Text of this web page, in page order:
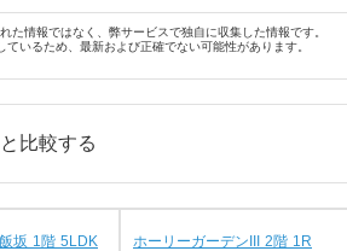
た情報ではなく、弊サービスで独自に収集した情報です。
いるため、最新および正確でない可能性があります。
比較する
坂 1階 5LDK ホーリーガーデンIII 2階 1R